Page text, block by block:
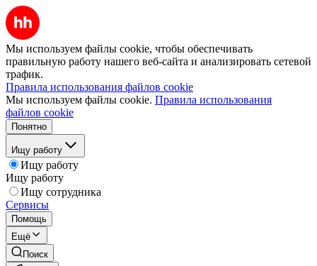
Мы используем файлы cookie, чтобы обеспечивать
правильную работу нашего веб-сайта и анализировать сетевой
трафик.
Правила использования файлов cookie
Мы используем файлы cookie. Правила использования
файлов cookie
Понятно
Ищу работу
Ищу работу
Ищу работу
Ищу сотрудника
Сервисы
Помощь
Ещё
Поиск